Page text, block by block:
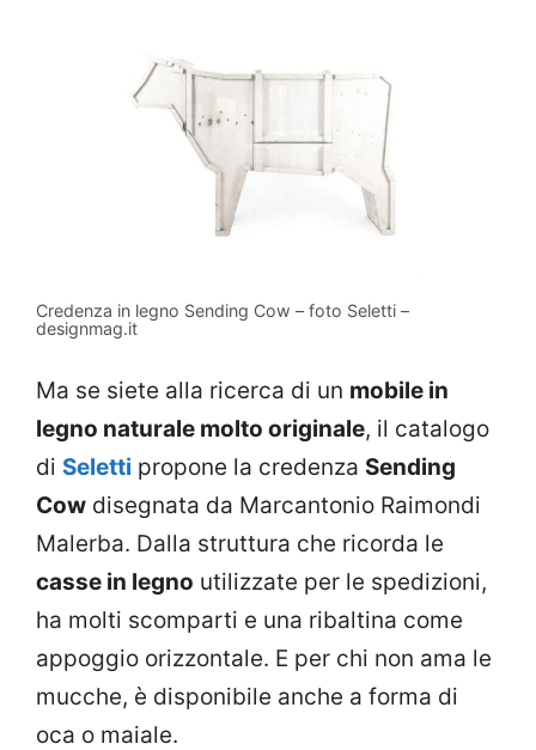
Credenza in legno Sending Cow – foto Seletti –
designmag.it
Ma se siete alla ricerca di un mobile in
legno naturale molto originale, il catalogo
di Seletti propone la credenza Sending
Cow disegnata da Marcantonio Raimondi
Malerba. Dalla struttura che ricorda le
casse in legno utilizzate per le spedizioni,
ha molti scomparti e una ribaltina come
appoggio orizzontale. E per chi non ama le
mucche, è disponibile anche a forma di
oca o maiale.